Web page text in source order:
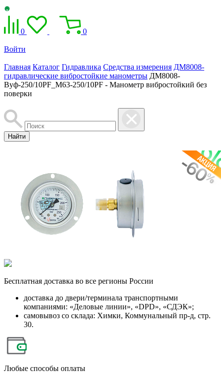
0 0
Войти
Главная Каталог Гидравлика Средства измерения ДМ8008-
гидравлические вибростойкие манометры ДМ8008-
Вуф-250/10PF_M63-250/10PF - Манометр вибростойкий без
поверки
Найти
Бесплатная доставка во все регионы России
доставка до двери/терминала транспортными
компаниями: «Деловые линии», «DPD», «СДЭК»;
самовывоз со склада: Химки, Коммунальный пр-д, стр.
30.
Любые способы оплаты